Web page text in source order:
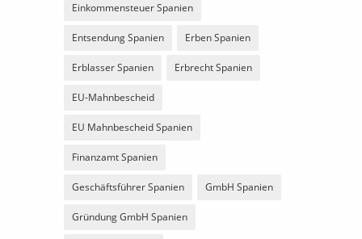
Einkommensteuer Spanien
Entsendung Spanien Erben Spanien
Erblasser Spanien Erbrecht Spanien
EU-Mahnbescheid
EU Mahnbescheid Spanien
Finanzamt Spanien
Geschäftsführer Spanien GmbH Spanien
Gründung GmbH Spanien